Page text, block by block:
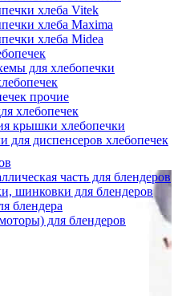
хлеба Vitek
хлеба Maxima
хлеба Midea
для хлебопечки
прочие
хлебопечек
крышки хлебопечки
для диспенсеров хлебопечек
часть для блендеров
шинковки для блендеров
блендера
для блендеров